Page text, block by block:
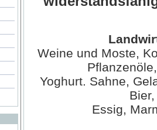
Weine und Moste,
Yoghurt. Sahne,
Essig,